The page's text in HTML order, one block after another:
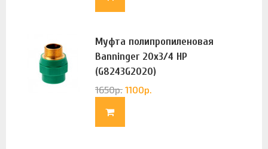
Муфта полипропиленовая
Banninger 20х3/4 НР
(G8243G2020)
1650р. 1100р.